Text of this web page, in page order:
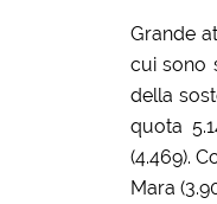
Grande
cui sono
della
quota
(4.469).
Mara